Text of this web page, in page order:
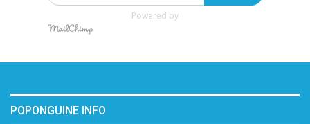
Powered by
POPONGUINE INFO